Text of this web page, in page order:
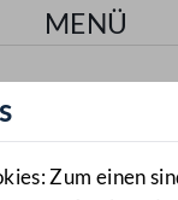
MENÜ
Zum einen